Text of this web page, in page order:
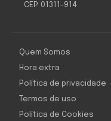
CEP: 01311-914
Quem Somos
Hora extra
Política de privacidade
Termos de uso
Política de Cookies